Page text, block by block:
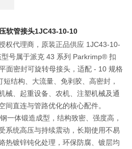
软管接头1JC43-10-10
权代理商，原装正品供应 1JC43-10-
号属于派克 43 系列 Parkrimp® 扣
面密封可旋转母接头，适配 - 10 规格
短结构、大流量、免剥胶、高密封，
械、起重设备、农机、注塑机械及通
间直连与管路优化的核心配件。
一体锻造成型 ，结构致密、强度高，
系统高压与持续震动，长期使用不易
热镀锌钝化处理 ，环保防腐、镀层均